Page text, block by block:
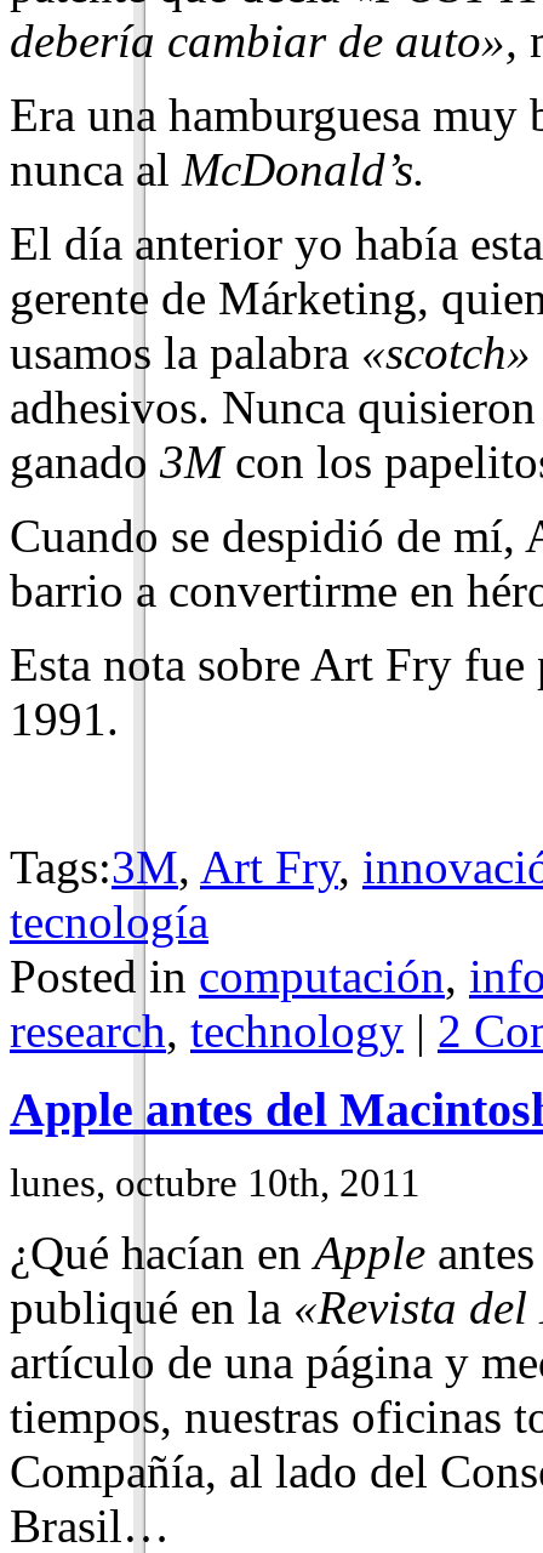
debería cambiar de auto»,
Era una hamburguesa
nunca al McDonald’s.
El día anterior yo había
gerente de Márketing,
usamos la palabra «scotch»
adhesivos. Nunca
ganado 3Mcon los
Cuando se despidió de
barrio a convertirme en
Esta nota sobre Art Fry
1991.
Tags:3M, Art Fry,
tecnología
Posted in computación,
research, technology | 2
Apple antes del
lunes, octubre 10th, 2011
¿Qué hacían enApple
publiqué en la «Revista
artículo de una página y
tiempos, nuestras oficinas
Compañía, al lado del
Brasil…